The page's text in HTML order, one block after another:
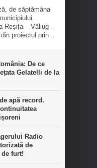
de săptămâna
Reșița – Văliug –
proiectul prin...
De ce
Gelatelli de la
apă record.
Radio
de
furt!